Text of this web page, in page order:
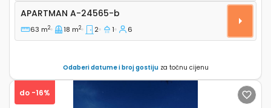
Apartman A-24565-b
APARTMAN A-24565-b
63 m2 18 m2 2 1 6
Odaberi datume i broj gostijuza točnu cijenu
do -16%